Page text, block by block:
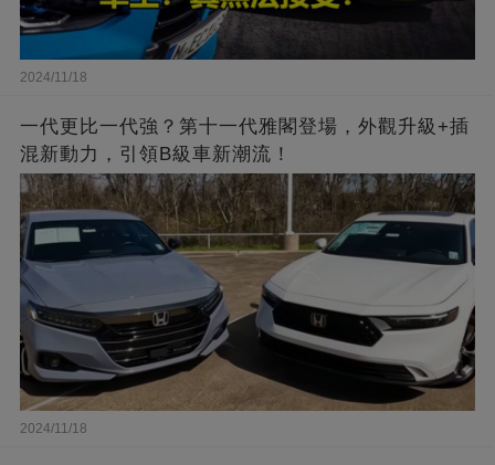
2024/11/18
一代更比一代強？第十一代雅閣登場，外觀升級+插
混新動力，引領B級車新潮流！
2024/11/18